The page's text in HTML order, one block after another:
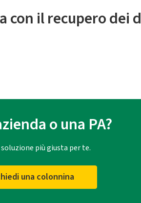
con il recupero dei
o una PA?
più giusta per te.
una colonnina